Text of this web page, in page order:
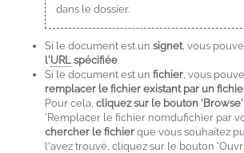
dans le dossier.
Si le document est un signet, vous
l'URL spécifiée
Si le document est un fichier , vous
remplacer le fichier existant par un
Pour cela, cliquez sur le bouton 'Browse'
'Remplacer le fichier nomdufichier par
chercher le fichier que vous souhaitez
l'avez trouvé, cliquez sur le bouton